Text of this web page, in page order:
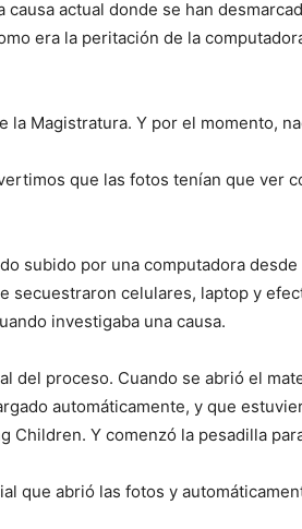
actual donde se han
era la peritación de la
Magistratura. Y por el momento,
que las fotos tenían que ver
subido por una computadora
celulares, laptop y
investigaba una causa.
proceso. Cuando se abrió el
automáticamente, y que
Children. Y comenzó la pesadilla
abrió las fotos y